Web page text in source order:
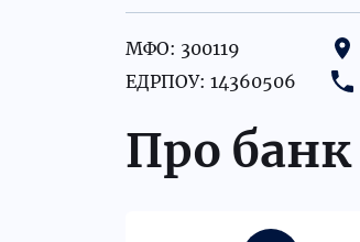
МФО: 300119
ЕДРПОУ: 14360506
Про банк